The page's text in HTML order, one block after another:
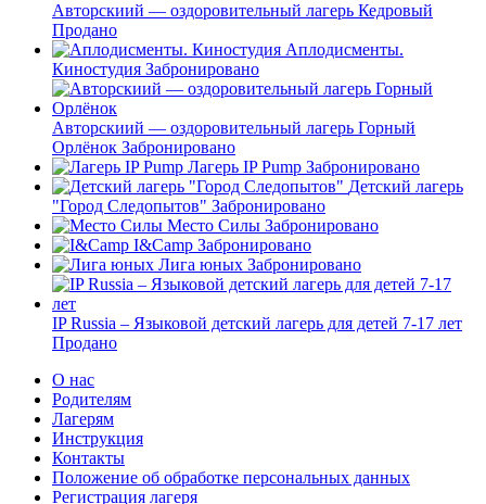
Авторскиий — оздоровительный лагерь Кедровый
Продано
Аплодисменты.
Киностудия Забронировано
Авторскиий — оздоровительный лагерь Горный
Орлёнок Забронировано
Лагерь IP Pump Забронировано
Детский лагерь
"Город Следопытов" Забронировано
Место Силы Забронировано
I&Camp Забронировано
Лига юных Забронировано
IP Russia – Языковой детский лагерь для детей 7-17 лет
Продано
О нас
Родителям
Лагерям
Инструкция
Контакты
Положение об обработке персональных данных
Регистрация лагеря